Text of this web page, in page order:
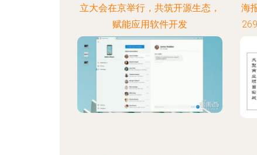
立大会在京举行，共筑开源生态，
赋能应用软件开发
海